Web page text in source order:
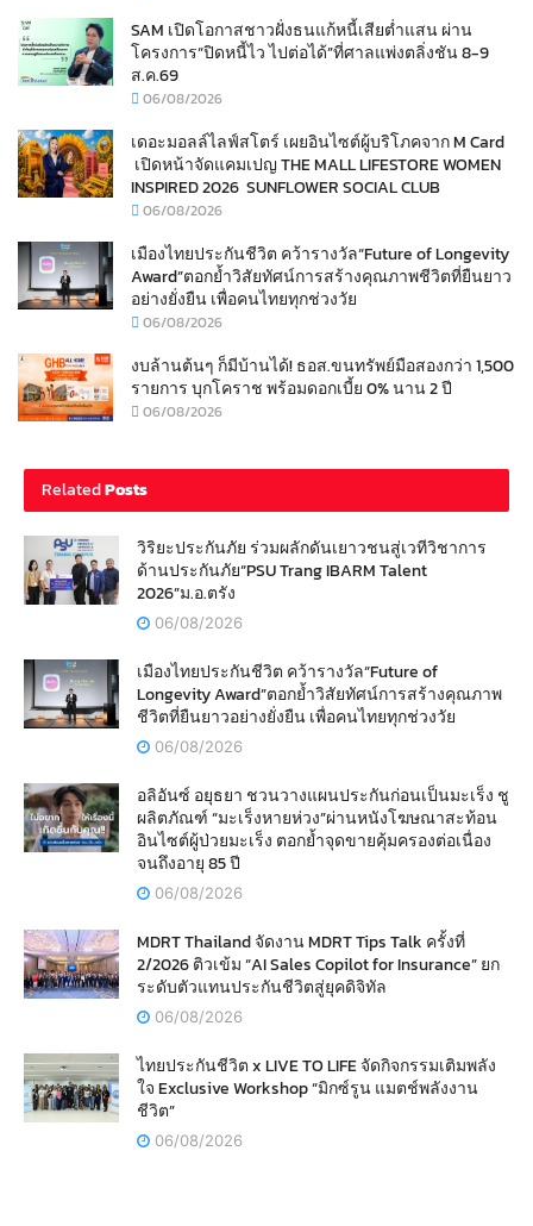
SAM เปิดโอกาสชาวฝั่งธนแก้หนี้เสียต่ำแสน ผ่าน
โครงการ“ปิดหนี้ไว ไปต่อได้”ที่ศาลแพ่งตลิ่งชัน 8-9
ส.ค.69
06/08/2026
เดอะมอลล์ไลฟ์สโตร์ เผยอินไซต์ผู้บริโภคจาก M Card
เปิดหน้าจัดแคมเปญ THE MALL LIFESTORE WOMEN
INSPIRED 2026 SUNFLOWER SOCIAL CLUB
06/08/2026
เมืองไทยประกันชีวิต คว้ารางวัล“Future of Longevity
Award”ตอกย้ำวิสัยทัศน์การสร้างคุณภาพชีวิตที่ยืนยาว
อย่างยั่งยืน เพื่อคนไทยทุกช่วงวัย
06/08/2026
งบล้านต้นๆ ก็มีบ้านได้! ธอส.ขนทรัพย์มือสองกว่า 1,500
รายการ บุกโคราช พร้อมดอกเบี้ย 0% นาน 2 ปี
06/08/2026
RelatedPosts
วิริยะประกันภัย ร่วมผลักดันเยาวชนสู่เวทีวิชาการ
ด้านประกันภัย“PSU Trang IBARM Talent
2026”ม.อ.ตรัง
06/08/2026
เมืองไทยประกันชีวิต คว้ารางวัล“Future of
Longevity Award”ตอกย้ำวิสัยทัศน์การสร้างคุณภาพ
ชีวิตที่ยืนยาวอย่างยั่งยืน เพื่อคนไทยทุกช่วงวัย
06/08/2026
อลิอันซ์ อยุธยา ชวนวางแผนประกันก่อนเป็นมะเร็ง ชู
ผลิตภัณฑ์ “มะเร็งหายห่วง”ผ่านหนังโฆษณาสะท้อน
อินไซต์ผู้ป่วยมะเร็ง ตอกย้ำจุดขายคุ้มครองต่อเนื่อง
จนถึงอายุ 85 ปี
06/08/2026
MDRT Thailand จัดงาน MDRT Tips Talk ครั้งที่
2/2026 ติวเข้ม “AI Sales Copilot for Insurance” ยก
ระดับตัวแทนประกันชีวิตสู่ยุคดิจิทัล
06/08/2026
ไทยประกันชีวิต x LIVE TO LIFE จัดกิจกรรมเติมพลัง
ใจ Exclusive Workshop “มิกซ์รูน แมตช์พลังงาน
ชีวิต”
06/08/2026